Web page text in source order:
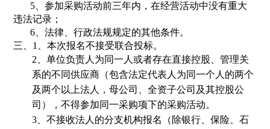
5、参加采购活动前三年内，在经营活动中没有重大
违法记录；
6、法律、行政法规规定的其他条件。
三、 1、本次报名不接受联合投标。
2、单位负责人为同一人或者存在直接控股、管理关
系的不同供应商（包含法定代表人为同一个人的两个
及两个以上法人，母公司、全资子公司及其控股公
司），不得参加同一采购项下的采购活动。
3、不接收法人的分支机构报名（除银行、保险、石